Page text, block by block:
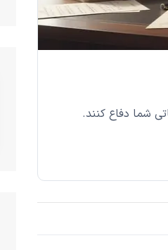
شما دفاع کنند.